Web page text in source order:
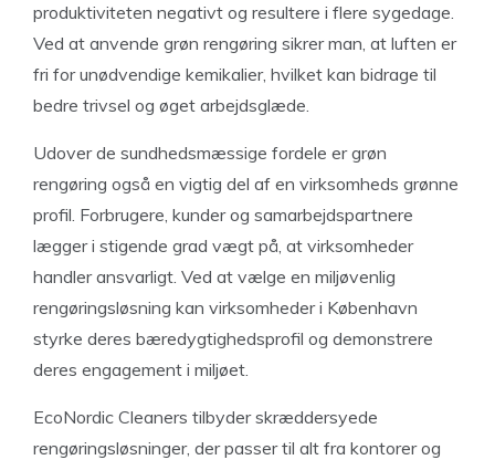
produktiviteten negativt og resultere i flere sygedage.
Ved at anvende grøn rengøring sikrer man, at luften er
fri for unødvendige kemikalier, hvilket kan bidrage til
bedre trivsel og øget arbejdsglæde.
Udover de sundhedsmæssige fordele er grøn
rengøring også en vigtig del af en virksomheds grønne
profil. Forbrugere, kunder og samarbejdspartnere
lægger i stigende grad vægt på, at virksomheder
handler ansvarligt. Ved at vælge en miljøvenlig
rengøringsløsning kan virksomheder i København
styrke deres bæredygtighedsprofil og demonstrere
deres engagement i miljøet.
EcoNordic Cleaners tilbyder skræddersyede
rengøringsløsninger, der passer til alt fra kontorer og